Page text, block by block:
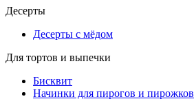
Десерты
Десерты с мёдом
Для тортов и выпечки
Бисквит
Начинки для пирогов и пирожков